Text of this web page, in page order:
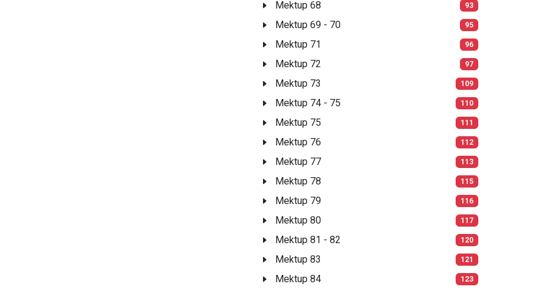
Mektup 68 93
Mektup 69 - 70 95
Mektup 71 96
Mektup 72 97
Mektup 73 109
Mektup 74 - 75 110
Mektup 75 111
Mektup 76 112
Mektup 77 113
Mektup 78 115
Mektup 79 116
Mektup 80 117
Mektup 81 - 82 120
Mektup 83 121
Mektup 84 123